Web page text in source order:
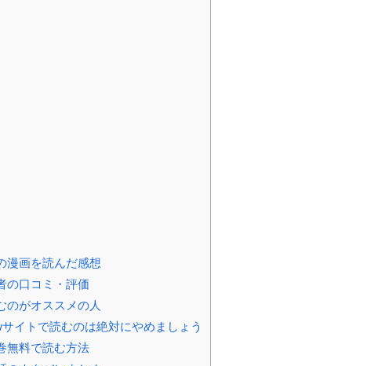
漫画を読んだ感想
の口コミ・評価
のがオススメの人
イトで読むのは絶対にやめましょう
無料で読む方法